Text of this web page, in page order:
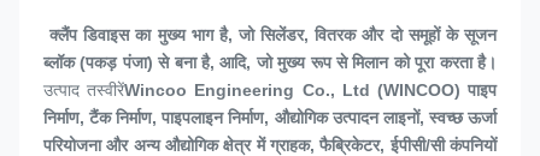
क्लैंप डिवाइस का मुख्य भाग है, जो सिलेंडर, वितरक और दो समूहों के सूजन
ब्लॉक (पकड़ पंजा) से बना है, आदि, जो मुख्य रूप से मिलान को पूरा करता है।
उत्पाद तस्वीरेंWincoo Engineering Co., Ltd (WINCOO) पाइप
निर्माण, टैंक निर्माण, पाइपलाइन निर्माण, औद्योगिक उत्पादन लाइनों, स्वच्छ ऊर्जा
परियोजना और अन्य औद्योगिक क्षेत्र में ग्राहक, फैब्रिकेटर, ईपीसी/सी कंपनियों